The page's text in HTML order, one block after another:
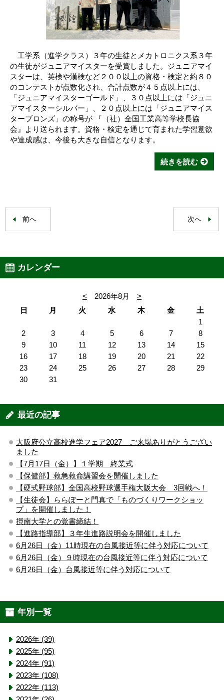
工学系（進学クラス）３年の生徒とメカトロニクス系３年
の生徒がジュニアマイスターを受賞しました。ジュニアマイ
スターは、英検や漢検など２００以上の資格・検定と約８０
のコンテストが点数化され、合計点数が４５点以上には、
「ジュニアマイスターゴールド」、３０点以上には「ジュニ
アマイスターシルバー」、２０点以上には「ジュニアマイス
ターブロンズ」の称号が 『（社）全国工業高等学校長協
会』より送られます。資格・検定を通じて育まれた学習意欲
や達成感は、今後も大きな自信となります。
続きを読む
前へ 次へ
カレンダー
< 2026年8月
>
日
月 火 水 木 金
土
1
2
3 4 5 6 7
8
9
10 11 12 13 14
15
16
17 18 19 20 21
22
23
24 25 26 27 28
29
30
31
最近の記事
大阪府公立高校進学フェア2027 ご来場ありがとうござい
ました
【7月17日（金）】１学期 終業式
【保健部】救急救命講習会を開催しました
【硬式野球部】全国高校野球選手権大阪大会 3回戦へ！
【生徒会】ららぽーと門真で「ものづくりワークショッ
プ」を開催しました！
摂南大学との覚書締結！
【進路指導部】３年生進路説明会を開催しました
6月26日（金）11時現在の台風接近等に伴う対応について
6月26日（金）９時現在の台風接近等に伴う対応について
6月26日（金）台風接近等に伴う対応について
年別一覧
2026年 (39)
2025年 (95)
2024年 (91)
2023年 (108)
2022年 (113)